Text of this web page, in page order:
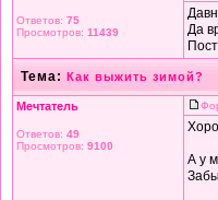
Ответов: 75
Просмотров: 11439
Да
Тема: Как выжить зимой?
Мечтатель
Ответов: 49
Просмотров: 9100
А у